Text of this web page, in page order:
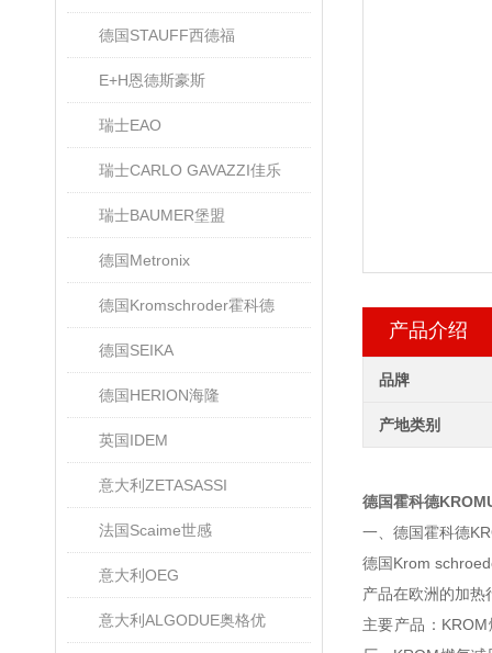
德国STAUFF西德福
E+H恩德斯豪斯
瑞士EAO
瑞士CARLO GAVAZZI佳乐
瑞士BAUMER堡盟
德国Metronix
德国Kromschroder霍科德
德国SEIKA
德国HERION海隆
英国IDEM
意大利ZETASASSI
法国Scaime世感
意大利OEG
意大利ALGODUE奥格优
产品介绍
品牌
产地类别
德国霍科德
一、德国霍科德
德国Krom
产品在欧洲的加热
主要产品：